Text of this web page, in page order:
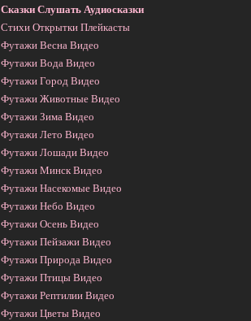
Сказки Слушать Аудиосказки
Стихи Открытки Плейкасты
Футажи Весна Видео
Футажи Вода Видео
Футажи Город Видео
Футажи Животные Видео
Футажи Зима Видео
Футажи Лето Видео
Футажи Лошади Видео
Футажи Минск Видео
Футажи Насекомые Видео
Футажи Небо Видео
Футажи Осень Видео
Футажи Пейзажи Видео
Футажи Природа Видео
Футажи Птицы Видео
Футажи Рептилии Видео
Футажи Цветы Видео